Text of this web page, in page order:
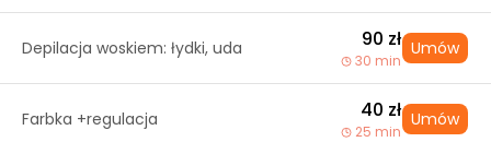
Depilacja woskiem: łydki, uda 90 zł
30 min
Umów
Farbka +regulacja 40 zł
25 min
Umów